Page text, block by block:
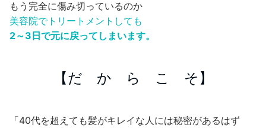
もう完全に傷み切っているのか
美容院でトリートメントしても
2～3日で元に戻ってしまいます。
【だ か ら こ そ】
「40代を超えても髪がキレイな人には秘密があるはず